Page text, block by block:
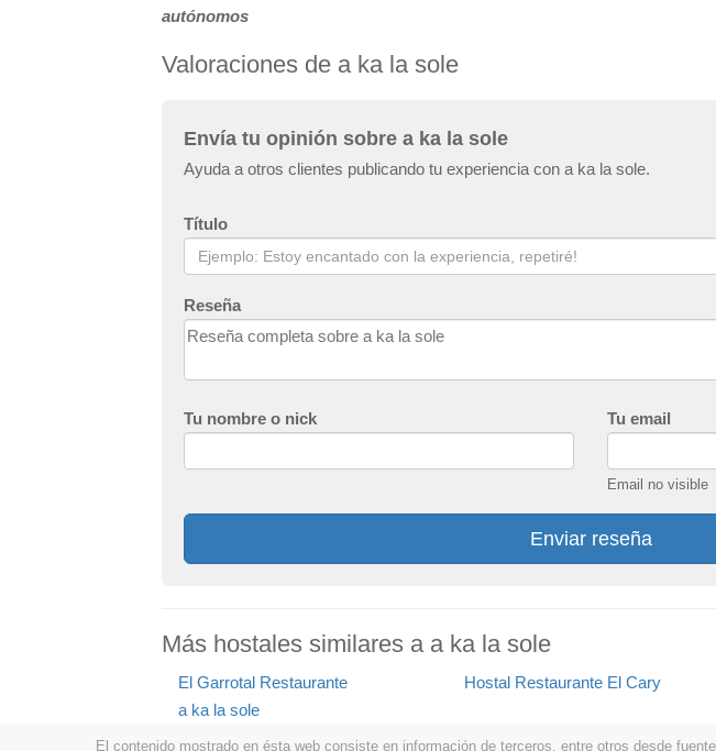
autónomos
Valoraciones de a ka la sole
Envía tu opinión sobre a ka la sole
Ayuda a otros clientes publicando tu experiencia con a ka la sole.
Título
Reseña
Tu nombre o nick Tu email
Email no visible
Enviar reseña
Más hostales similares a a ka la sole
El Garrotal Restaurante Hostal Restaurante El Cary
a ka la sole
El contenido mostrado en ésta web consiste en información de terceros, entre otros desde